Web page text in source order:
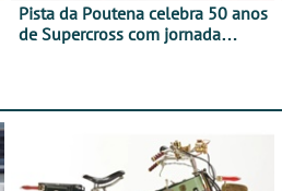
Pista da Poutena celebra 50 anos
de Supercross com jornada